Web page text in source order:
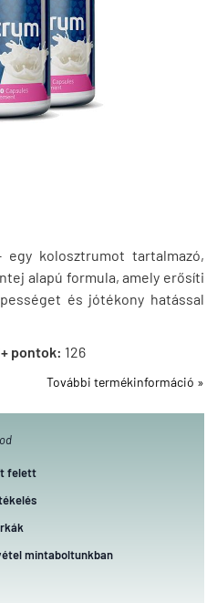
egy kolosztrumot tartalmazó,
alapú formula, amely erősíti
és jótékony hatással
pontok: 126
További termékinformáció »
felett
mintaboltunkban